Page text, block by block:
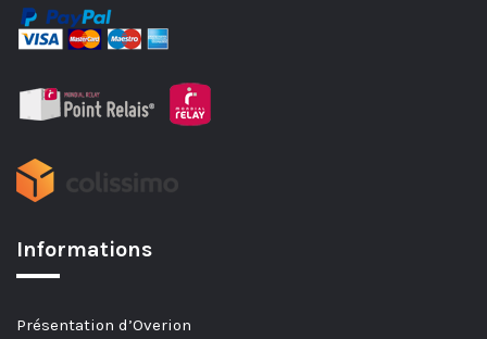
Informations
Présentation d’Overion